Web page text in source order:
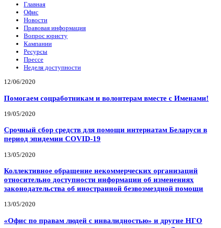
Главная
Офис
Новости
Правовая информация
Вопрос юристу
Кампании
Ресурсы
Прессе
Неделя доступности
12/06/2020
Помогаем соцработникам и волонтерам вместе с Именами!
19/05/2020
Срочный сбор средств для помощи интернатам Беларуси в
период эпидемии COVID-19
13/05/2020
Коллективное обращение некоммерческих организаций
относительно доступности информации об изменениях
законодательства об иностранной безвозмездной помощи
13/05/2020
«Офис по правам людей с инвалидностью» и другие НГО